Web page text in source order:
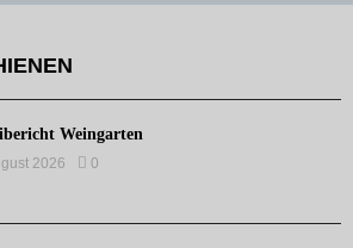
Weingarten
2026 0